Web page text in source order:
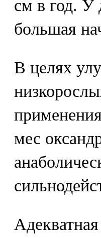
см в год. У
большая
В целях
мес